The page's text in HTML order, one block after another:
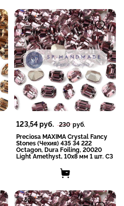
123,54руб. 230руб.
Preciosa MAXIMA Crystal Fancy
Stones (Чехия) 435 34 222
Octagon, Dura Foiling, 20020
Light Amethyst, 10x8 мм 1 шт. СЗ
-46%
-40%